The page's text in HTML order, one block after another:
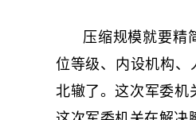
压缩规模就要精
位等级、内设机构、
北辙了。这次军委机